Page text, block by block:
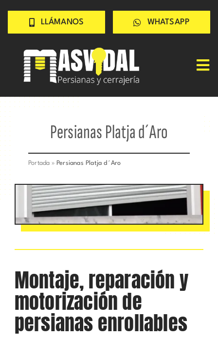
Saltar
contenido
LLÁMANOS WHATSAPP
Inicio
CERRAJERÍA
TRABAJOS
CONÓCENOS
Contacto rápido
Persianas Platja d´Aro
Portada » Persianas Platja d´Aro
Montaje, reparación y
motorización de
persianas enrollables